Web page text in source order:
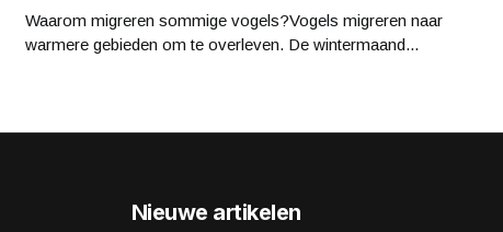
Waarom migreren sommige vogels?Vogels migreren naar
warmere gebieden om te overleven. De wintermaand...
Nieuwe artikelen